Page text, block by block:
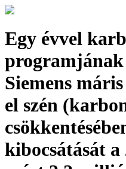
Egy évvel
programjának
Siemens
el szén
kibocsátását a